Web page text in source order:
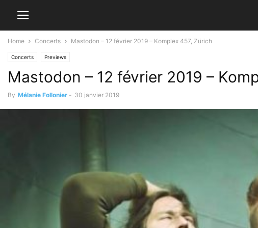
Home Concerts Mastodon – 12 février 2019 – Komplex 457, Zürich
Concerts Previews
Mastodon – 12 février 2019 –
By Mélanie Follonier - 30 janvier 2019